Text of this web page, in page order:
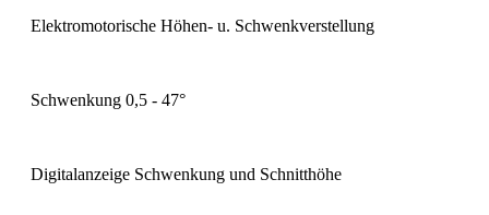
Elektromotorische Höhen- u. Schwenkverstellung
Schwenkung 0,5 - 47°
Digitalanzeige Schwenkung und Schnitthöhe